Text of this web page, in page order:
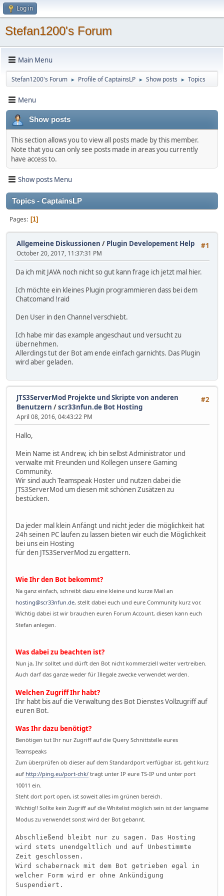
Log in
Stefan1200's Forum
Main Menu
Stefan1200's Forum ► Profile of CaptainsLP ► Show posts ► Topics
Menu
Show posts
This section allows you to view all posts made by this member.
Note that you can only see posts made in areas you currently
have access to.
Show posts Menu
Topics - CaptainsLP
Pages 1
#1
Allgemeine Diskussionen / Plugin Developement Help
October 20, 2017, 11:37:31 PM
Da ich mit JAVA noch nicht so gut kann frage ich jetzt mal hier.
Ich möchte ein kleines Plugin programmieren dass bei dem
Chatcomand !raid
Den User in den Channel verschiebt.
Ich habe mir das example angeschaut und versucht zu
übernehmen.
Allerdings tut der Bot am ende einfach garnichts. Das Plugin
wird aber geladen.
#2
JTS3ServerMod Projekte und Skripte von anderen
Benutzern /scr33nfun.de Bot Hosting
April 08, 2016, 04:43:22 PM
Hallo,
Mein Name ist Andrew, ich bin selbst Administrator und
verwalte mit Freunden und Kollegen unsere Gaming
Community.
Wir sind auch Teamspeak Hoster und nutzen dabei die
JTS3ServerMod um diesen mit schönen Zusätzen zu
bestücken.
Da jeder mal klein Anfängt und nicht jeder die möglichkeit hat
24h seinen PC laufen zu lassen bieten wir euch die Möglichkeit
bei uns ein Hosting
für den JTS3ServerMod zu ergattern.
Wie Ihr den Bot bekommt?
Na ganz einfach, schreibt dazu eine kleine und kurze Mail an
hosting@scr33nfun.de, stellt dabei euch und eure Community kurz vor.
Wichtig dabei ist wir brauchen euren Forum Account, diesen kann euch
Stefan anlegen.
Was dabei zu beachten ist?
Nun ja, Ihr solltet und dürft den Bot nicht kommerziell weiter vertreiben.
Auch darf das ganze weder für Illegale zwecke verwendet werden.
Welchen Zugriff Ihr habt?
Ihr habt bis auf die Verwaltung des Bot Dienstes Vollzugriff auf
euren Bot.
Was Ihr dazu benötigt?
Benötigen tut Ihr nur Zugriff auf die Query Schnittstelle eures
Teamspeaks
Zum überprüfen ob dieser auf dem Standardport verfügbar ist, geht kurz
auf http://ping.eu/port-chk/ tragt unter IP eure TS-IP und unter port
10011 ein.
Steht dort port open, ist soweit alles im grünen bereich.
Wichtig!! Sollte kein Zugriff auf die Whitelist möglich sein ist der langsame
Modus zu verwendet sonst wird der Bot gebannt.
Abschließend bleibt nur zu sagen. Das Hosting
wird stets unendgeltlich und auf Unbestimmte
Zeit geschlossen.
Wird schabernack mit dem Bot getrieben egal in
welcher Form wird er ohne Ankündigung
Suspendiert.